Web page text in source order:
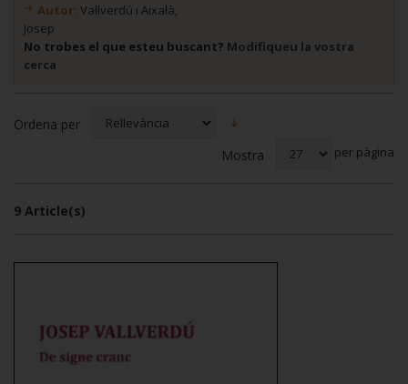
Autor: Vallverdú i Aixalà,
Josep
No trobes el que esteu buscant? Modifiqueu la vostra
cerca
Ordena per
Mostra
per pàgina
9 Article(s)